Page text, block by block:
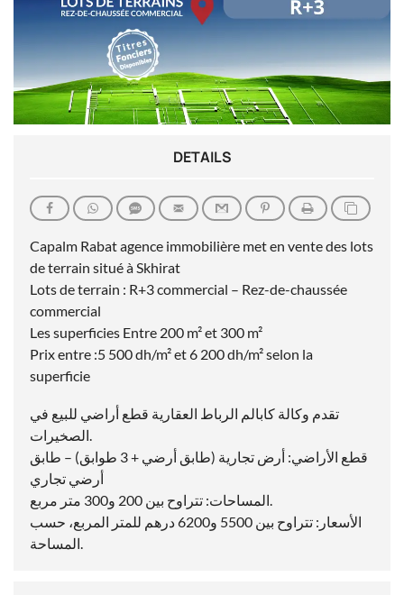
DETAILS
Capalm Rabat agence immobilière met en vente des lots
de terrain situé à Skhirat
Lots de terrain : R+3 commercial – Rez-de-chaussée
commercial
Les superficies Entre 200 m² et 300 m²
Prix entre :5 500 dh/m² et 6 200 dh/m² selon la
superficie
تقدم وكالة كابالم الرباط العقارية قطع أراضي للبيع في
الصخيرات.
قطع الأراضي: أرض تجارية (طابق أرضي + 3 طوابق) – طابق
أرضي تجاري
المساحات: تتراوح بين 200 و300 متر مربع.
الأسعار: تتراوح بين 5500 و6200 درهم للمتر المربع، حسب
المساحة.